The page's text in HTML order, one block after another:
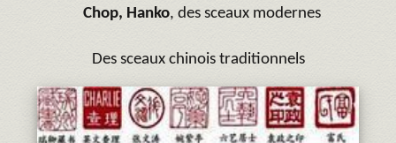
Chop, Hanko, des sceaux modernes
Des sceaux chinois traditionnels